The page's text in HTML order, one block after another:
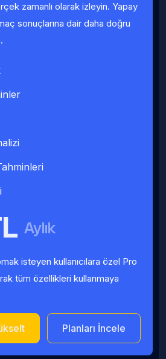
zamanlı olarak izleyin. Yapay
sonuçlarına dair daha doğru
Aylık
isteyen kullanıcılara özel Pro
tüm özellikleri kullanmaya
Planları İncele